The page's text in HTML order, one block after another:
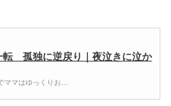
転 孤独に逆戻り｜夜泣きに泣か
ママはゆっくりお…